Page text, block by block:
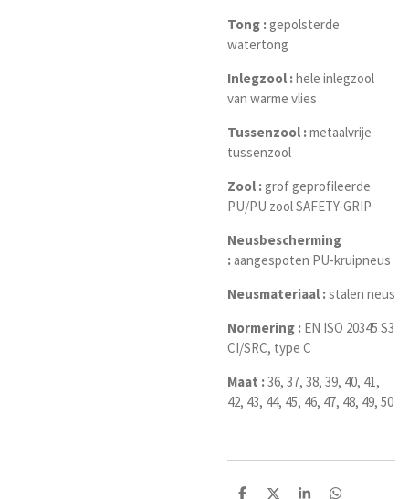
Tong :gepolsterde
watertong
Inlegzool :hele inlegzool
van warme vlies
Tussenzool :metaalvrije
tussenzool
Zool :grof geprofileerde
PU/PU zool SAFETY-GRIP
Neusbescherming
: aangespoten PU-kruipneus
Neusmateriaal :stalen neus
Normering : EN ISO 20345 S3
CI/SRC, type C
Maat :36, 37, 38, 39, 40, 41,
42, 43, 44, 45, 46, 47, 48, 49, 50